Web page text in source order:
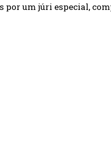
por um júri especial,